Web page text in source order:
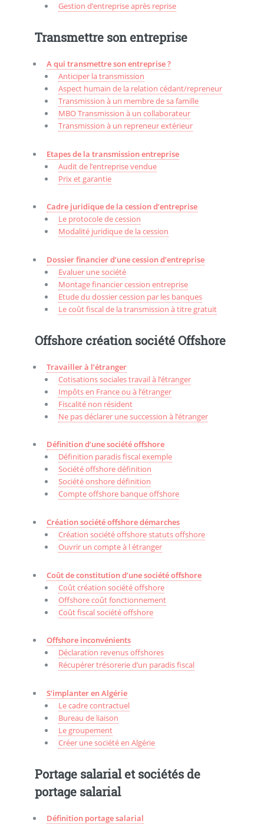
Gestion d’entreprise après reprise
Transmettre son entreprise
A qui transmettre son entreprise ?
Anticiper la transmission
Aspect humain de la relation cédant/repreneur
Transmission à un membre de sa famille
MBO Transmission à un collaborateur
Transmission à un repreneur extérieur
Etapes de la transmission entreprise
Audit de l’entreprise vendue
Prix et garantie
Cadre juridique de la cession d’entreprise
Le protocole de cession
Modalité juridique de la cession
Dossier financier d’une cession d’entreprise
Evaluer une société
Montage financier cession entreprise
Etude du dossier cession par les banques
Le coût fiscal de la transmission à titre gratuit
Offshore création société Offshore
Travailler à l’étranger
Cotisations sociales travail à l’étranger
Impôts en France ou à l’étranger
Fiscalité non résident
Ne pas déclarer une succession à l’étranger
Définition d’une société offshore
Définition paradis fiscal exemple
Société offshore définition
Société onshore définition
Compte offshore banque offshore
Création société offshore démarches
Création société offshore statuts offshore
Ouvrir un compte à l étranger
Coût de constitution d’une société offshore
Coût création société offshore
Offshore coût fonctionnement
Coût fiscal société offshore
Offshore inconvénients
Déclaration revenus offshores
Récupérer trésorerie d’un paradis fiscal
S’implanter en Algérie
Le cadre contractuel
Bureau de liaison
Le groupement
Créer une société en Algérie
Portage salarial et sociétés de
portage salarial
Définition portage salarial